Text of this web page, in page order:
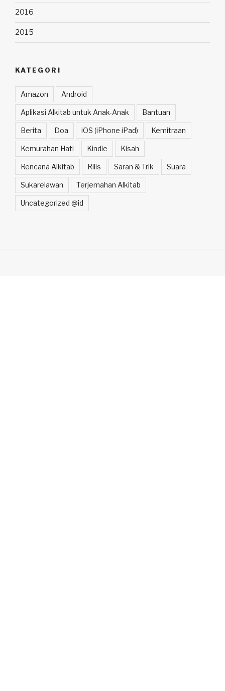
2016
2015
KATEGORI
Amazon Android
Aplikasi Alkitab untuk Anak-Anak Bantuan
Berita Doa iOS (iPhone iPad) Kemitraan
Kemurahan Hati Kindle Kisah
Rencana Alkitab Rilis Saran & Trik Suara
Sukarelawan Terjemahan Alkitab
Uncategorized @id